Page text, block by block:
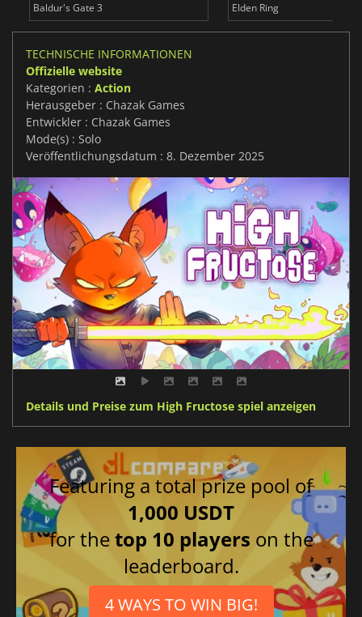
Baldur's Gate 3 Elden Ring
TECHNISCHE INFORMATIONEN
Offizielle website
Kategorien : Action
Herausgeber : Chazak Games
Entwickler : Chazak Games
Mode(s) : Solo
Veröffentlichungsdatum : 8. Dezember 2025
Details und Preise zum High Fructose spiel anzeigen
Featuring a total prize pool of
1,000 USDT
for thetop 10 players on the
leaderboard.
4 WAYS TO WIN BIG!